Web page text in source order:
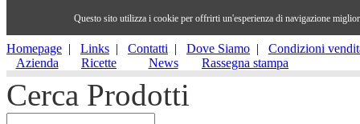
Questo sito utilizza i cookie per offrirti un'esperienza di navigazione
Homepage | Links | Contatti | Dove Siamo | Condizioni
Azienda
Ricette News Rassegna stampa
Cerca Prodotti